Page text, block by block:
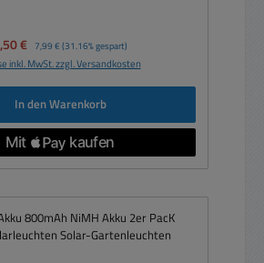
€ Regulärer Preis:
7,99 € (31.16% gespart)
inkl. MwSt. zzgl. Versandkosten
In den Warenkorb